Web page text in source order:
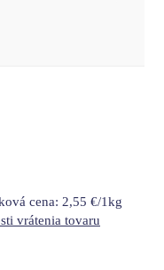
cena: 2,55 €/1kg
vrátenia tovaru